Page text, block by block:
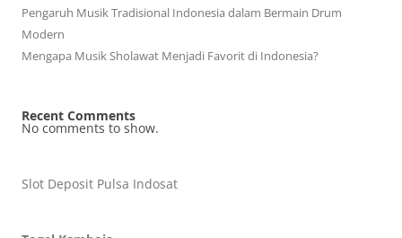
Pengaruh Musik Tradisional Indonesia dalam Bermain Drum
Modern
Mengapa Musik Sholawat Menjadi Favorit di Indonesia?
Recent Comments
No comments to show.
Slot Deposit Pulsa Indosat